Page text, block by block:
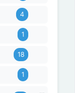
4
1
18
1